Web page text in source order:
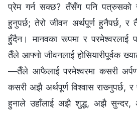
प्रेम गर्न सक्छ? तँसँग पनि
हुनुपर्छ; तेरो जीवन अर्थपूर्ण हुनैपर्छ,
हुँदैन। मानवका रूपमा र परमेश्‍वरलाई
तैँले आफ्‍नो जीवनलाई होसियारीपूर्वक
—तैँले आफैलाई परमेश्‍वरमा कसरी अर्पण
कसरी अझै अर्थपूर्ण विश्‍वास राख्‍नुपर्छ,
हुनाले उहाँलाई अझै शुद्ध, अझै